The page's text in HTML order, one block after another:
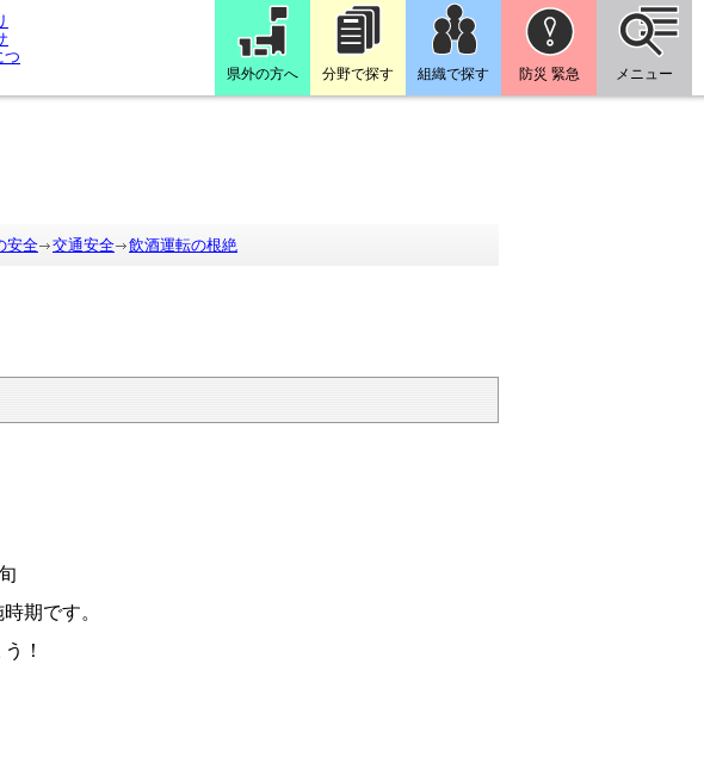
県外の方へ 分野で探す 組織で探す 防災 緊急 メニュー
安全 交通安全 飲酒運転の根絶
期です。
！